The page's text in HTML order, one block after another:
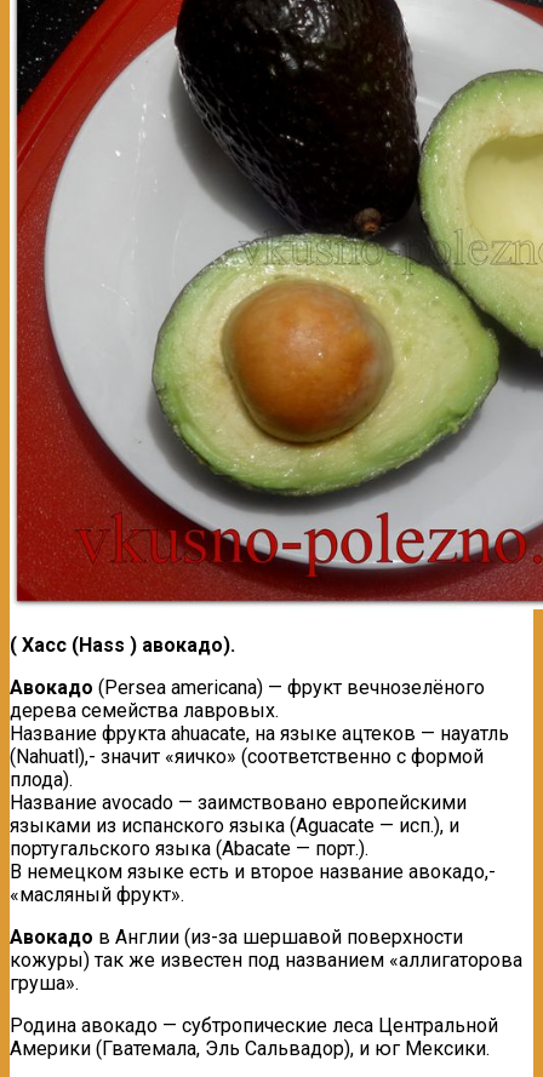
( Хасс (Наss ) авокадо).
Aвoкaдo (Persea аmericana) — фрукт вечнозелёного
дерева семейства лавровых.
Название фрукта ahuacate, на языке ацтеков — науатль
(Nahuatl),- значит «яичко» (соответственно с формой
плода).
Название avocado — заимствовано европейскими
языками из испанского языка (Аguacate — исп.), и
португальского языка (Abacate — порт.).
В немецком языке есть и второе название авокадо,-
«масляный фрукт».
Авокадо в Англии (из-за шершавой поверхности
кожуры) так же известен под названием «аллигаторова
груша».
Родина авокадо — субтропические леса Центральной
Америки (Гватемала, Эль Сальвадор), и юг Мексики.